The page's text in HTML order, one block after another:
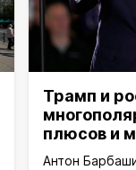
Трамп и
плюсов и
Антон